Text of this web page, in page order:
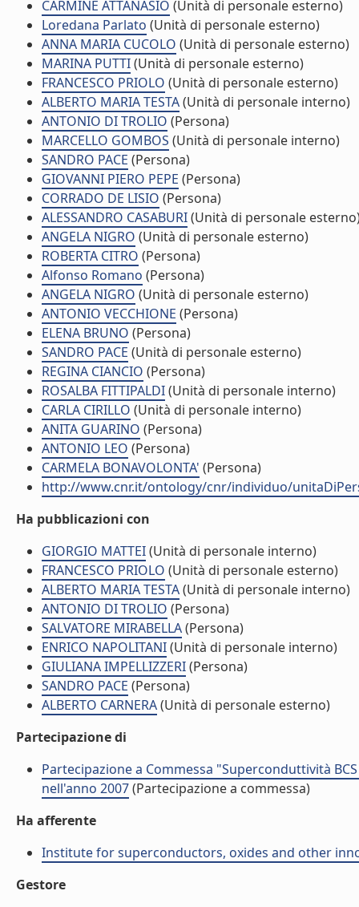
CARMINE ATTANASIO (Unità di personale esterno)
Loredana Parlato (Unità di personale esterno)
ANNA MARIA CUCOLO (Unità di personale esterno)
MARINA PUTTI(Unità di personale esterno)
FRANCESCO PRIOLO (Unità di personale esterno)
ALBERTO MARIA TESTA(Unità di personale interno)
ANTONIO DI TROLIO (Persona)
MARCELLO GOMBOS (Unità di personale interno)
SANDRO PACE (Persona)
GIOVANNI PIERO PEPE (Persona)
CORRADO DE LISIO (Persona)
ALESSANDRO CASABURI(Unità di personale
ANGELA NIGRO (Unità di personale esterno)
ROBERTA CITRO (Persona)
Alfonso Romano (Persona)
ANGELA NIGRO (Unità di personale esterno)
ANTONIO VECCHIONE (Persona)
ELENA BRUNO (Persona)
SANDRO PACE (Unità di personale esterno)
REGINA CIANCIO (Persona)
ROSALBA FITTIPALDI(Unità di personale interno)
CARLA CIRILLO (Unità di personale interno)
ANITA GUARINO (Persona)
ANTONIO LEO (Persona)
CARMELA BONAVOLONTA' (Persona)
http://www.cnr.it/ontology/cnr/individuo/
Ha pubblicazioni con
GIORGIO MATTEI(Unità di personale interno)
FRANCESCO PRIOLO (Unità di personale esterno)
ALBERTO MARIA TESTA(Unità di personale interno)
ANTONIO DI TROLIO (Persona)
SALVATORE MIRABELLA(Persona)
ENRICO NAPOLITANI(Unità di personale interno)
GIULIANA IMPELLIZZERI(Persona)
SANDRO PACE (Persona)
ALBERTO CARNERA(Unità di personale esterno)
Partecipazione di
Partecipazione a Commessa "Superconduttività
nell'anno 2007(Partecipazione a commessa)
Ha afferente
Institute for superconductors, oxides and other
Gestore